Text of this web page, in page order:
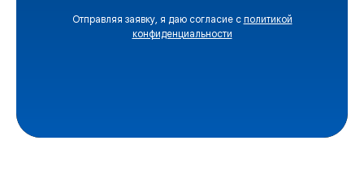
Отправляя заявку, я даю согласие с политикой
конфиденциальности